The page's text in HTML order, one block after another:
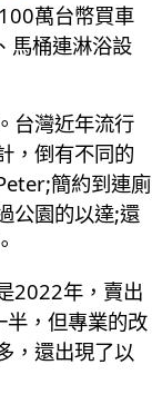
萬台幣買車
馬桶連淋浴設
台灣近年流行
，倒有不同的
簡約到連廁
公園的以達;還
2022年，賣出
，但專業的改
，還出現了以